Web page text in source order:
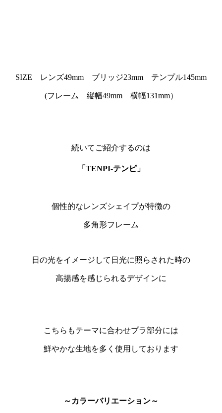
SIZE レンズ49mm ブリッジ23mm テンプル145mm
(フレーム 縦幅49mm 横幅131mm）
続いてご紹介するのは
「TENPI-テンピ」
個性的なレンズシェイプが特徴の
多角形フレーム
日の光をイメージして日光に照らされた時の
高揚感を感じられるデザインに
こちらもテーマに合わせプラ部分には
鮮やかな生地を多く使用しております
～カラーバリエーション～